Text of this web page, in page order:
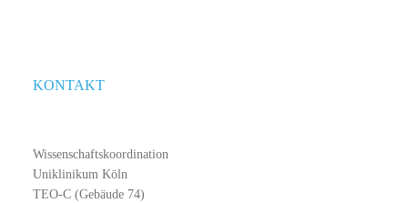
KONTAKT
Wissenschaftskoordination
Uniklinikum Köln
TEO-C (Gebäude 74)